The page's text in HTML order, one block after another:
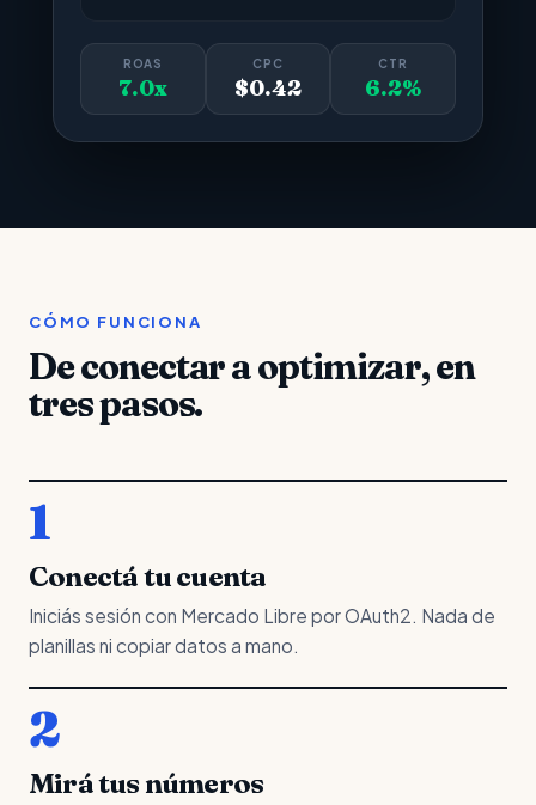
ROAS
7.0x
CPC
$0.42
CTR
6.2%
CÓMO FUNCIONA
De conectar a optimizar, en
tres pasos.
1
Conectá tu cuenta
Iniciás sesión con Mercado Libre por OAuth2. Nada de
planillas ni copiar datos a mano.
2
Mirá tus números